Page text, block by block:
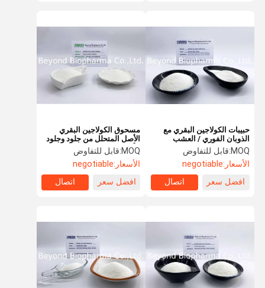
مسحوق الكولاجين البقري
الأصل المتحلل من جلود وجلود
الأبقار ذات التغذية العشبية مع
قابلية الذوبان الفورية في الماء
MOQ: قابل للتفاوض
الأسعار:negotiable
افضل سعر
اتصال
حبيبات الكولاجين البقري مع
الذوبان الفوري / العشب
الفدرالي حبيبات الكولاجين
البقري
MOQ: قابل للتفاوض
الأسعار:negotiable
افضل سعر
اتصال